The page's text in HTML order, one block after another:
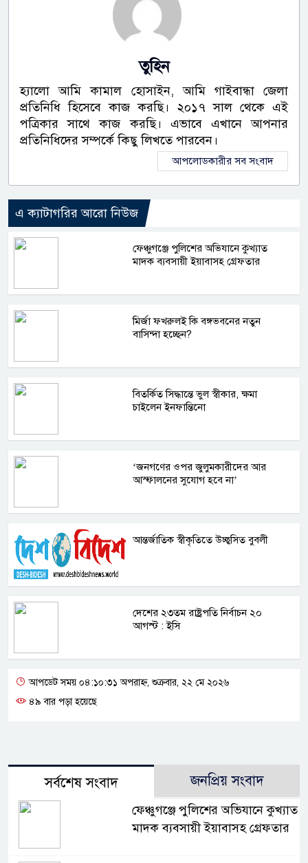
তুহিন
হ্যালো আমি কামাল হোসাইন, আমি গাইবান্ধা জেলা
প্রতিনিধি হিসেবে কাজ করছি। ২০১৭ সাল থেকে এই
পত্রিকার সাথে কাজ করছি। এভাবে এখানে আপনার
প্রতিনিধিদের সম্পর্কে কিছু লিখতে পারবেন।
আপলোডকারীর সব সংবাদ
এ ক্যাটাগরির আরো নিউজ
ফেঞ্চুগঞ্জে পুলিশের অভিযানে কুখ্যাত
মাদক ব্যবসায়ী ইয়াবাসহ গ্রেফতার
মির্জা ফখরুলই কি বঙ্গভবনের নতুন
বাসিন্দা হচ্ছেন?
বিতর্কিত সিদ্ধান্তে ভুল স্বীকার, ক্ষমা
চাইলেন ইনফান্তিনো
‘জনগণের ওপর জুলুমকারীদের আর
আস্ফালনের সুযোগ হবে না’
আন্তর্জাতিক স্বীকৃতিতে উচ্ছ্বসিত বুবলী
দেশের ২৩তম রাষ্ট্রপতি নির্বাচন ২০
আগস্ট : ইসি
আপডেট সময় ০৪:১০:৩১ অপরাহ্ন, শুক্রবার, ২২ মে ২০২৬
৪৯ বার পড়া হয়েছে
সর্বশেষ সংবাদ জনপ্রিয় সংবাদ
ফেঞ্চুগঞ্জে পুলিশের অভিযানে কুখ্যাত
মাদক ব্যবসায়ী ইয়াবাসহ গ্রেফতার